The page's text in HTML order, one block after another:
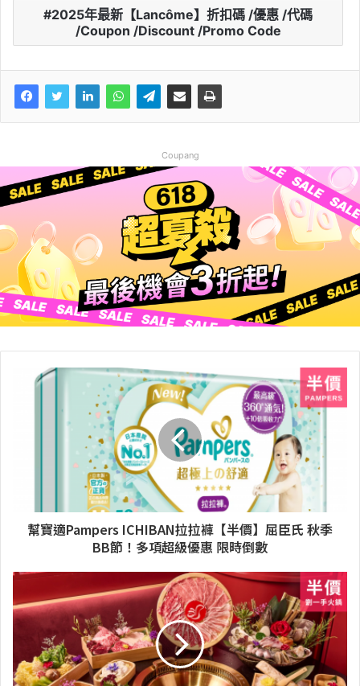
2025年最新【Lancôme】折扣碼 /優惠 /代碼
/Coupon /Discount /Promo Code
Coupang
幫寶適Pampers ICHIBAN拉拉褲【半價】屈臣氏 秋季
BB節！多項超級優惠 限時倒數